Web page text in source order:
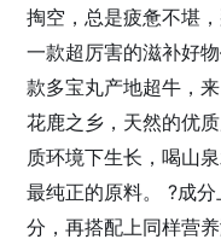
掏空，总是疲惫不堪
一款超厉害的滋补好
款多宝丸产地超牛，
花鹿之乡，天然的优
质环境下生长，喝山
最纯正的原料。 ?成
分，再搭配上同样营